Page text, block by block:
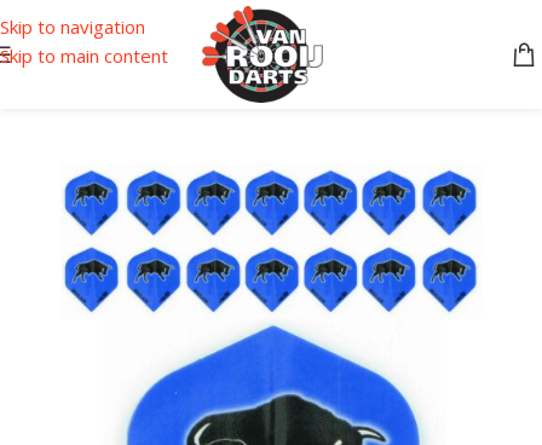
Skip to navigation
Skip to main content